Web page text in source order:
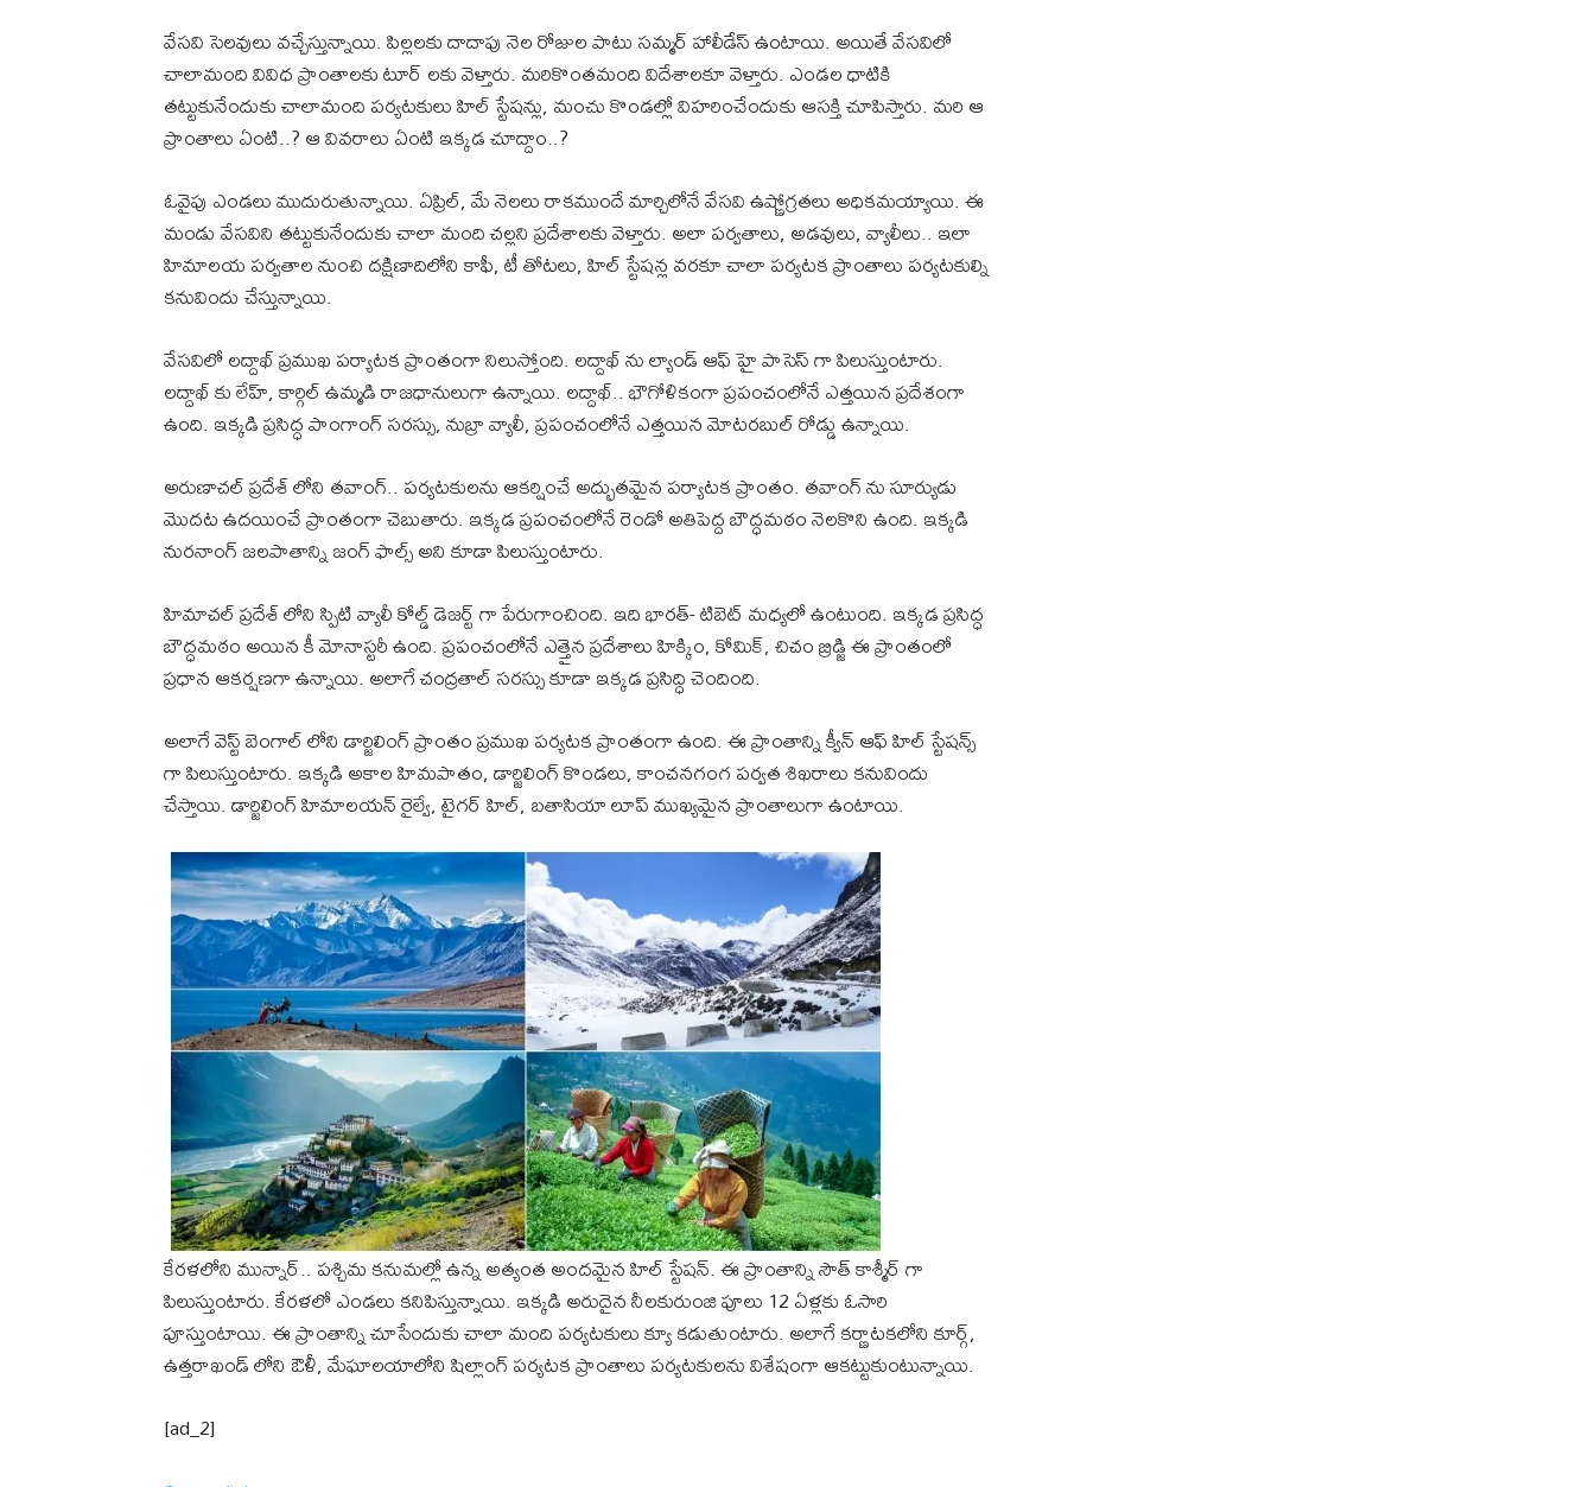
వేసవి సెలవులు వచ్చేస్తున్నాయి. పిల్లలకు దాదాపు నెల రోజుల పాటు సమ్మర్ హాలీడేస్ ఉంటాయి. అయితే వేసవిలో
చాలామంది వివిధ ప్రాంతాలకు టూర్ లకు వెళ్తారు. మరికొంతమంది విదేశాలకూ వెళ్తారు. ఎండల ధాటికి
తట్టుకునేందుకు చాలామంది పర్యటకులు హిల్ స్టేషన్లు, మంచు కొండల్లో విహరించేందుకు ఆసక్తి చూపిస్తారు. మరి ఆ
ప్రాంతాలు ఏంటి..? ఆ వివరాలు ఏంటి ఇక్కడ చూద్దాం..?
ఓవైపు ఎండలు ముదురుతున్నాయి. ఏప్రిల్, మే నెలలు రాకముందే మార్చిలోనే వేసవి ఉష్ణోగ్రతలు అధికమయ్యాయి. ఈ
మండు వేసవిని తట్టుకునేందుకు చాలా మంది చల్లని ప్రదేశాలకు వెళ్తారు. అలా పర్వతాలు, అడవులు, వ్యాలీలు.. ఇలా
హిమాలయ పర్వతాల నుంచి దక్షిణాదిలోని కాఫీ, టీ తోటలు, హిల్ స్టేషన్ల వరకూ చాలా పర్యటక ప్రాంతాలు పర్యటకుల్ని
కనువిందు చేస్తున్నాయి.
వేసవిలో లద్దాఖ్ ప్రముఖ పర్యాటక ప్రాంతంగా నిలుస్తోంది. లద్దాఖ్ ను ల్యాండ్ ఆఫ్ హై పాసెస్ గా పిలుస్తుంటారు.
లద్దాఖ్ కు లేహ్, కార్గిల్ ఉమ్మడి రాజధానులుగా ఉన్నాయి. లద్దాఖ్.. భౌగోళికంగా ప్రపంచంలోనే ఎత్తయిన ప్రదేశంగా
ఉంది. ఇక్కడి ప్రసిద్ధ పాంగాంగ్ సరస్సు, నుబ్రా వ్యాలీ, ప్రపంచంలోనే ఎత్తయిన మోటరబుల్ రోడ్డు ఉన్నాయి.
అరుణాచల్ ప్రదేశ్ లోని తవాంగ్.. పర్యటకులను ఆకర్షించే అద్భుతమైన పర్యాటక ప్రాంతం. తవాంగ్ ను సూర్యుడు
మొదట ఉదయించే ప్రాంతంగా చెబుతారు. ఇక్కడ ప్రపంచంలోనే రెండో అతిపెద్ద బౌద్ధమఠం నెలకొని ఉంది. ఇక్కడి
నురనాంగ్ జలపాతాన్ని జంగ్ ఫాల్స్ అని కూడా పిలుస్తుంటారు.
హిమాచల్ ప్రదేశ్ లోని స్పిటి వ్యాలీ కోల్డ్ డెజర్ట్ గా పేరుగాంచింది. ఇది భారత్- టిబెట్ మధ్యలో ఉంటుంది. ఇక్కడ ప్రసిద్ధ
బౌద్ధమఠం అయిన కీ మోనాస్టరీ ఉంది. ప్రపంచంలోనే ఎత్తైన ప్రదేశాలు హిక్కిం, కోమిక్, చిచం బ్రిడ్జి ఈ ప్రాంతంలో
ప్రధాన ఆకర్షణగా ఉన్నాయి. అలాగే చంద్రతాల్ సరస్సు కూడా ఇక్కడ ప్రసిద్ధి చెందింది.
అలాగే వెస్ట్ బెంగాల్ లోని డార్జిలింగ్ ప్రాంతం ప్రముఖ పర్యటక ప్రాంతంగా ఉంది. ఈ ప్రాంతాన్ని క్వీన్ ఆఫ్ హిల్ స్టేషన్స్
గా పిలుస్తుంటారు. ఇక్కడి అకాల హిమపాతం, డార్జిలింగ్ కొండలు, కాంచనగంగ పర్వత శిఖరాలు కనువిందు
చేస్తాయి. డార్జిలింగ్ హిమాలయన్ రైల్వే, టైగర్ హిల్, బతాసియా లూప్ ముఖ్యమైన ప్రాంతాలుగా ఉంటాయి.
కేరళలోని మున్నార్.. పశ్చిమ కనుమల్లో ఉన్న అత్యంత అందమైన హిల్ స్టేషన్. ఈ ప్రాంతాన్ని సౌత్ కాశ్మీర్ గా
పిలుస్తుంటారు. కేరళలో ఎండలు కనిపిస్తున్నాయి. ఇక్కడి అరుదైన నీలకురుంజి పూలు 12 ఏళ్లకు ఓసారి
పూస్తుంటాయి. ఈ ప్రాంతాన్ని చూసేందుకు చాలా మంది పర్యటకులు క్యూ కడుతుంటారు. అలాగే కర్ణాటకలోని కూర్గ్,
ఉత్తరాఖండ్ లోని ఔళీ, మేఘాలయాలోని షిల్లాంగ్ పర్యటక ప్రాంతాలు పర్యటకులను విశేషంగా ఆకట్టుకుంటున్నాయి.
[ad_2]